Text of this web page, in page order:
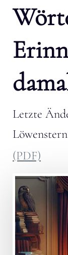
Letzte
Löwenstern
(PDF)